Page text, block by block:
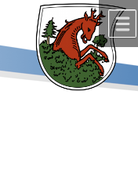
springen.